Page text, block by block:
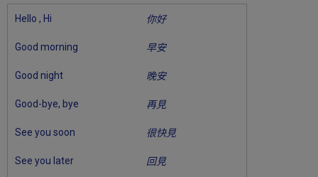
Hello , Hi 你好
Good morning 早安
Good night 晚安
Good-bye, bye 再見
See you soon 很快見
See you later 回見